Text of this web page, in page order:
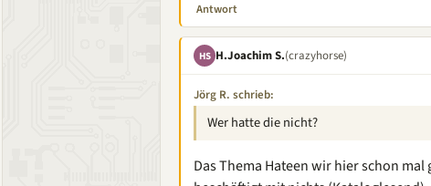
Antwort
HS H.Joachim S.(crazyhorse)
Jörg R. schrieb:
Wer hatte die nicht?
Das Thema Hateen wir hier schon